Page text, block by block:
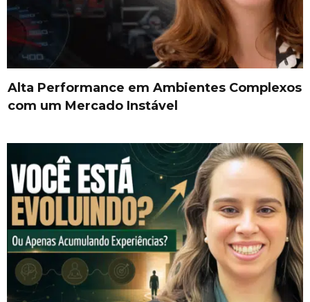
Alta Performance em Ambientes Complexos
com um Mercado Instável